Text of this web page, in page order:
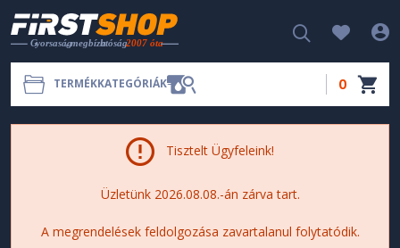
TERMÉKKATEGÓRIÁK 0
Tisztelt Ügyfeleink!
Üzletünk 2026.08.08.-án zárva tart.
A megrendelések feldolgozása zavartalanul folytatódik.